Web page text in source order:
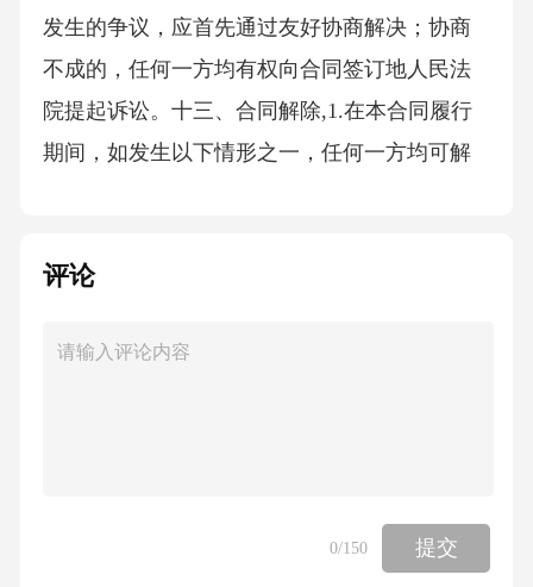
发生的争议，应首先通过友好协商解决；协商
不成的，任何一方均有权向合同签订地人民法
院提起诉讼。十三、合同解除,1.在本合同履行
期间，如发生以下情形之一，任何一方均可解
力导致合同无法履行或履行困难的，经双方协
四、合同终止1.本合同期限自2026年4月20日起
细说明；b.服务费用支付方式及时间安排；c.双
方联系方式。十六、知识产权1.乙方在提供服务
评论
0/150 提交